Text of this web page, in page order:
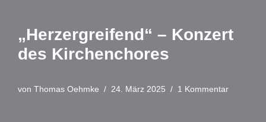
„Herzergreifend“ – Konzert
des Kirchenchores
von Thomas Oehmke 24. März 2025 1 Kommentar